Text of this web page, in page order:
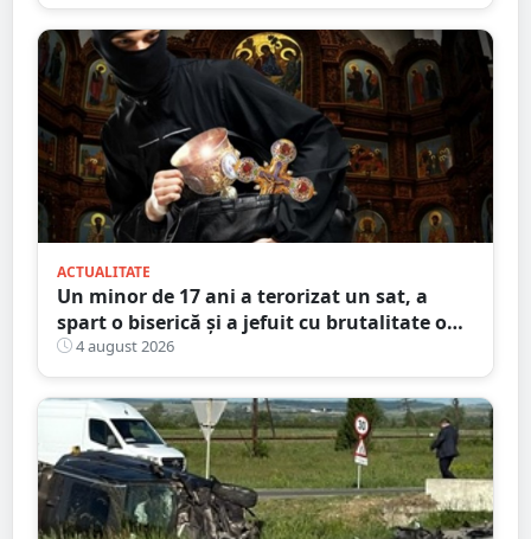
ACTUALITATE
Un minor de 17 ani a terorizat un sat, a
spart o biserică și a jefuit cu brutalitate o
bătrână de 80 de ani
4 august 2026